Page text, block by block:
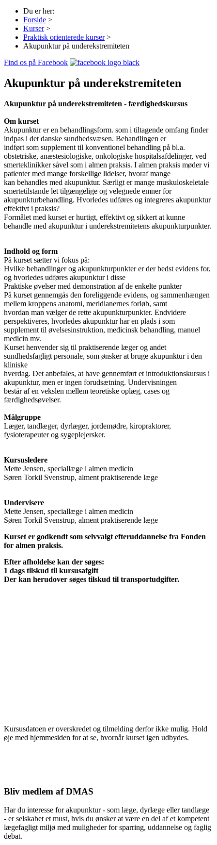
Du er her:
Forside >
Kurser >
Praktisk orienterede kurser >
Akupunktur på underekstremiteten
Find os på Facebook
Akupunktur på underekstremiteten
Akupunktur på underekstremiteten - færdighedskursus
Om kurset
Akupunktur er en behandlingsform. som i tiltagende omfang finder
indpas i det danske sundhedsvæsen. Behandlingen er
indført som supplement til konventionel behandling på bl.a.
obstetriske, anæstesiologiske, onkologiske hospitalsafdelinger, ved
smerteklinikker såvel som i almen praksis. I almen praksis møder vi
patienter med mange forskellige lidelser, hvoraf mange
kan behandles med akupunktur. Særligt er mange muskuloskeletale
smertetilstande let tilgængelige og velegnede emner for
akupunkturbehandling. Hvorledes udføres og integreres akupunktur
effektivt i praksis?
Formålet med kurset er hurtigt, effektivt og sikkert at kunne
behandle med akupunktur i underekstremitetens akupunkturpunkter.
Indhold og form
På kurset sætter vi fokus på:
Hvilke behandlinger og akupunkturpunkter er der bedst evidens for,
og hvorledes udføres akupunktur i disse
Praktiske øvelser med demonstration af de enkelte punkter
På kurset gennemgås den foreliggende evidens, og sammenhængen
mellem kroppens anatomi, meridianernes forløb, samt
hvordan man vælger de rette akupunkturpunkter. Endvidere
perspektiveres, hvorledes akupunktur har en plads i som
supplement til øvelsesinstruktion, medicinsk behandling, manuel
medicin mv.
Kurset henvender sig til praktiserende læger og andet
sundhedsfagligt personale, som ønsker at bruge akupunktur i den
kliniske
hverdag. Det anbefales, at have gennemført et introduktionskursus i
akupunktur, men er ingen forudsætning. Undervisningen
består af en vekslen mellem teoretiske oplæg, cases og
færdighedsøvelser.
Målgruppe
Læger, tandlæger, dyrlæger, jordemødre, kiropraktorer,
fysioterapeuter og sygeplejersker.
Kursusledere
Mette Jensen, speciallæge i almen medicin
Søren Torkil Svenstrup, alment praktiserende læge
Undervisere
Mette Jensen, speciallæge i almen medicin
Søren Torkil Svenstrup, alment praktiserende læge
Kurset er godkendt som selvvalgt efteruddannelse fra Fonden
for almen praksis.
Efter afholdelse kan der søges:
1 dags tilskud til kursusafgift
Der kan herudover søges tilskud til transportudgifter.
Kursusdatoen er overskredet og tilmelding derfor ikke mulig. Hold
øje med hjemmesiden for at se, hvornår kurset igen udbydes.
Bliv medlem af DMAS
Har du interesse for akupunktur - som læge, dyrlæge eller tandlæge
- er selskabet et must, hvis du ønsker at være en del af et kompetent
lægefagligt miljø med muligheder for sparring, uddannelse og faglig
debat.